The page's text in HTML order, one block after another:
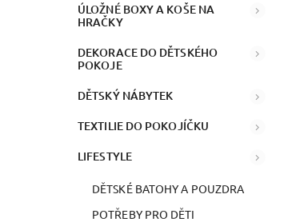
ÚLOŽNÉ BOXY A KOŠE NA
HRAČKY
DEKORACE DO DĚTSKÉHO
POKOJE
DĚTSKÝ NÁBYTEK
TEXTILIE DO POKOJÍČKU
LIFESTYLE
DĚTSKÉ BATOHY A POUZDRA
POTŘEBY PRO DĚTI